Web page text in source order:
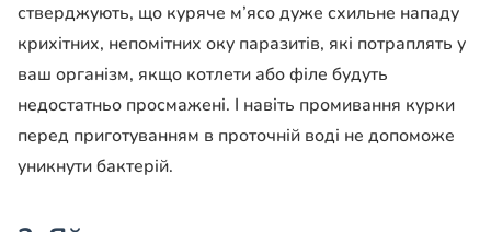
стверджують, що куряче м’ясо дуже схильне нападу
крихітних, непомітних оку паразитів, які потраплять у
ваш організм, якщо котлети або філе будуть
недостатньо просмажені. І навіть промивання курки
перед приготуванням в проточній воді не допоможе
уникнути бактерій.